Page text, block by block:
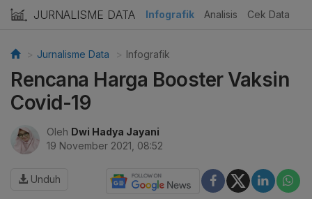
JURNALISME DATA Infografik Analisis Cek Data
Jurnalisme Data Infografik
Rencana Harga Booster Vaksin
Covid-19
Oleh Dwi Hadya Jayani
19 November 2021, 08:52
Unduh